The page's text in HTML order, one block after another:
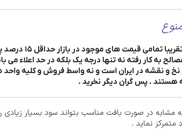
نکته بسیار مهم در مورد قیمت نخ و نقشه
به کار رفته نه تنها درجه یک بلکه در حد اعلاء می
و نقشه در ایران است و نه واسط فروش و کلیه واحد
هستند . پس گران دیگر نخرید .
در صورت بافت مناسب بتواند سود بسیار زیادی را
نماید .